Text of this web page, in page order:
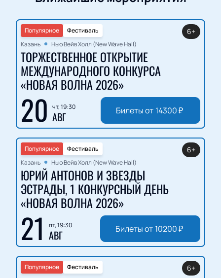
Фестиваль
Популярное
Казань
Нью Вейв Холл (New Wave Hall)
ТОРЖЕСТВЕННОЕ ОТКРЫТИЕ
МЕЖДУНАРОДНОГО КОНКУРСА
«НОВАЯ ВОЛНА 2026»
20 чт, 19:30
АВГ
6+
Билеты от 14300₽
Фестиваль
Популярное
Казань
Нью Вейв Холл (New Wave Hall)
ЮРИЙ АНТОНОВ И ЗВЕЗДЫ
ЭСТРАДЫ, 1 КОНКУРСНЫЙ ДЕНЬ
«НОВАЯ ВОЛНА 2026»
21 пт, 19:30
АВГ
6+
Билеты от 10200₽
Фестиваль
Популярное
6+